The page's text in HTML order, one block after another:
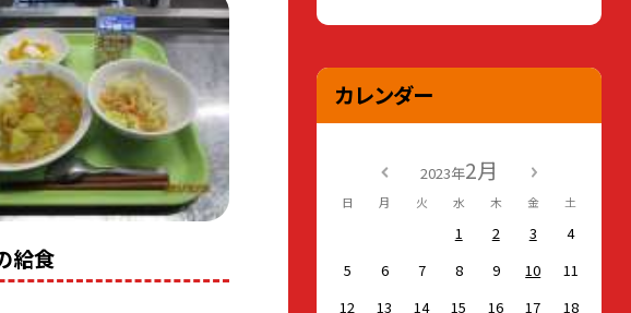
給食
カレンダー
2023年2月
日 月 火 水 木 金 土
1 2 3
4
5
6 7 8 9 10
11
12
13 14 15 16 17
18